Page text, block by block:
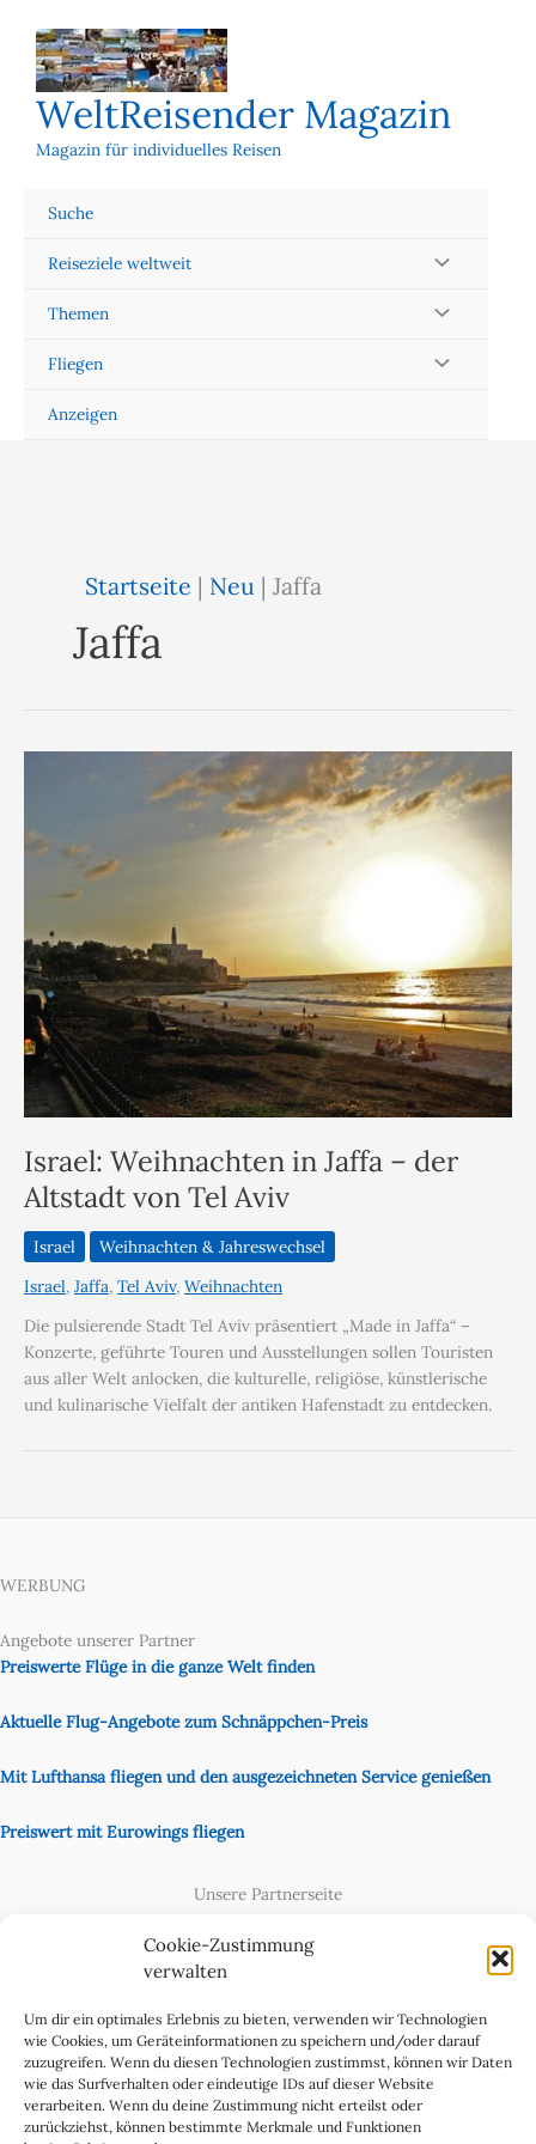
Cookie-Zustimmung
verwalten
Um dir ein optimales Erlebnis zu bieten, verwenden wir Technologien
wie Cookies, um Geräteinformationen zu speichern und/oder darauf
zuzugreifen. Wenn du diesen Technologien zustimmst, können wir Daten
wie das Surfverhalten oder eindeutige IDs auf dieser Website
verarbeiten. Wenn du deine Zustimmung nicht erteilst oder
zurückziehst, können bestimmte Merkmale und Funktionen
Inhalt
springen
WeltReisender Magazin
Magazin für individuelles Reisen
Suche
Reiseziele weltweit
Themen
Fliegen
Anzeigen
Startseite | Neu |Jaffa
Jaffa
Israel: Weihnachten in Jaffa – der
Altstadt von Tel Aviv
Israel
Weihnachten & Jahreswechsel
Israel, Jaffa, Tel Aviv, Weihnachten
Die pulsierende Stadt Tel Aviv präsentiert „Made in Jaffa“ –
Konzerte, geführte Touren und Ausstellungen sollen Touristen
aus aller Welt anlocken, die kulturelle, religiöse, künstlerische
und kulinarische Vielfalt der antiken Hafenstadt zu entdecken.
WERBUNG
Angebote unserer Partner
Preiswerte Flüge in die ganze Welt finden
Aktuelle Flug-Angebote zum Schnäppchen-Preis
Mit Lufthansa fliegen und den ausgezeichneten Service genießen
Preiswert mit Eurowings fliegen
Unsere Partnerseite